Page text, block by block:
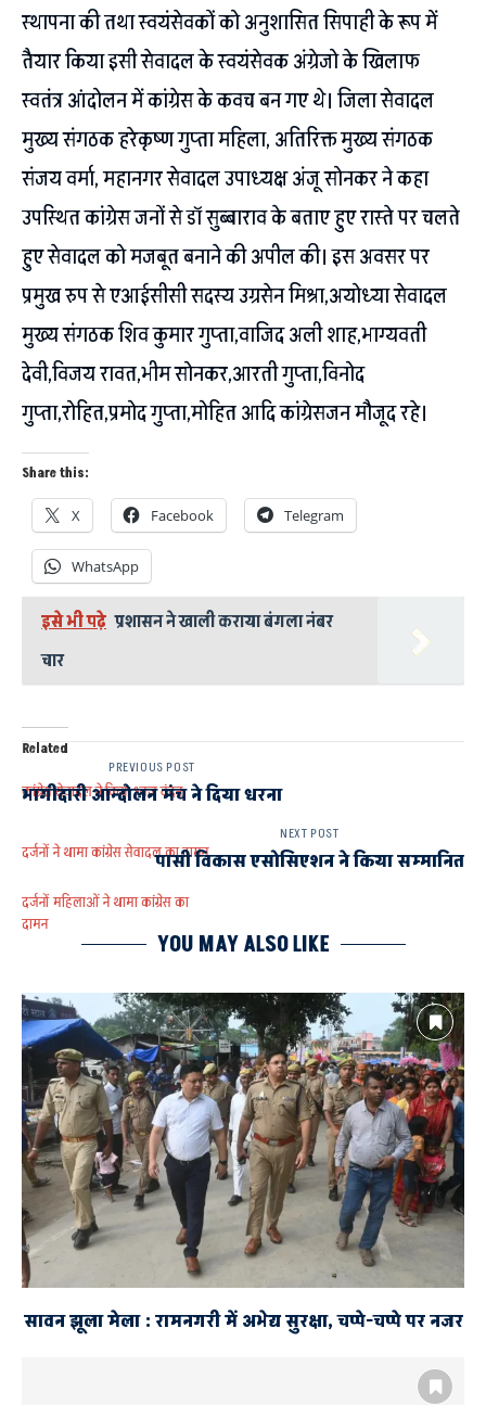
स्थापना की तथा स्वयंसेवकों को अनुशासित सिपाही के रूप में
तैयार किया इसी सेवादल के स्वयंसेवक अंग्रेजो के खिलाफ
स्वतंत्र आंदोलन में कांग्रेस के कवच बन गए थे। जिला सेवादल
मुख्य संगठक हरेकृष्ण गुप्ता महिला, अतिरिक्त मुख्य संगठक
संजय वर्मा, महानगर सेवादल उपाध्यक्ष अंजू सोनकर ने कहा
उपस्थित कांग्रेस जनों से डॉ सुब्बाराव के बताए हुए रास्ते पर चलते
हुए सेवादल को मजबूत बनाने की अपील की। इस अवसर पर
प्रमुख रुप से एआईसीसी सदस्य उग्रसेन मिश्रा,अयोध्या सेवादल
मुख्य संगठक शिव कुमार गुप्ता,वाजिद अली शाह,भाग्यवती
देवी,विजय रावत,भीम सोनकर,आरती गुप्ता,विनोद
गुप्ता,रोहित,प्रमोद गुप्ता,मोहित आदि कांग्रेसजन मौजूद रहे।
Share this:
X Facebook Telegram
WhatsApp
इसे भी पढ़े प्रशासन ने खाली कराया बंगला नंबर
चार
Related
कांग्रेस सेवादल ने किया ध्वज वंदन
दर्जनों ने थामा कांग्रेस सेवादल का दामन
दर्जनों महिलाओं ने थामा कांग्रेस का
दामन
PREVIOUS POST
भागीदारी आन्दोलन मंच ने दिया धरना
NEXT POST
पासी विकास एसोसिएशन ने किया सम्मानित
YOU MAY ALSO LIKE
सावन झूला मेला : रामनगरी में अभेद्य सुरक्षा, चप्पे-चप्पे पर नजर